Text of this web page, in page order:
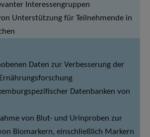
Interessengruppen
Unterstützung für Teilnehmende in
Daten zur Verbesserung der
Datenbanken von
von Blut- und Urinproben zur
Biomarkern, einschließlich Markern